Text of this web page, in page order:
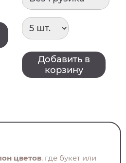
Добавить в
корзину
цветов, где букет или